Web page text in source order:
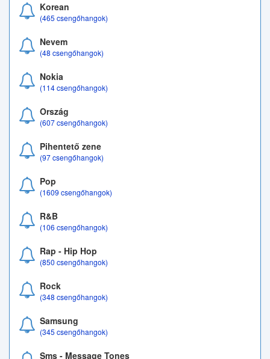
Korean
(465 csengőhangok)
Nevem
(48 csengőhangok)
Nokia
(114 csengőhangok)
Ország
(607 csengőhangok)
Pihentető zene
(97 csengőhangok)
Pop
(1609 csengőhangok)
R&B
(106 csengőhangok)
Rap - Hip Hop
(850 csengőhangok)
Rock
(348 csengőhangok)
Samsung
(345 csengőhangok)
Sms - Message Tones